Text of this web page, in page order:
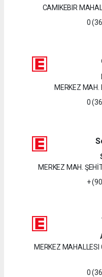
CAMIKEBIR
0
MERKEZ MAH.
0
MERKEZ MAH.
+
MERKEZ MAHALLESI
0